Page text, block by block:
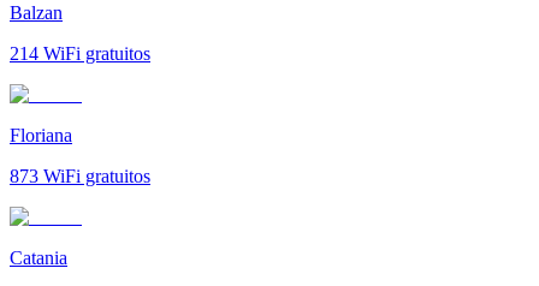
Balzan
214 WiFi gratuitos
Floriana
873 WiFi gratuitos
Catania